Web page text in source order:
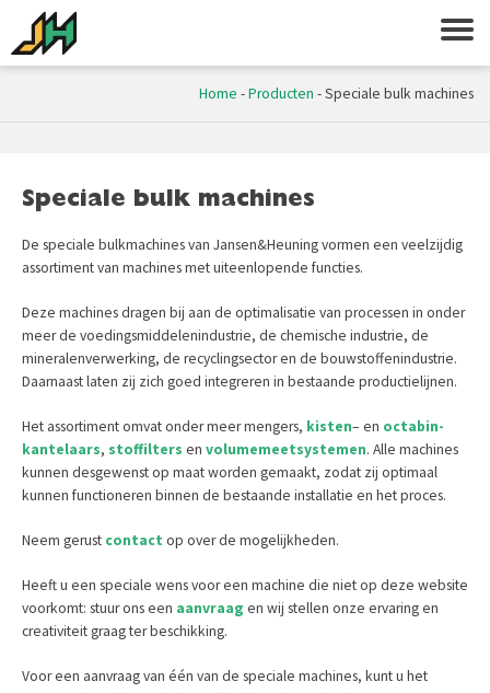
Home -Producten -Speciale bulk machines
Speciale bulk machines
De speciale bulkmachines van Jansen&Heuning vormen een veelzijdig
assortiment van machines met uiteenlopende functies.
Deze machines dragen bij aan de optimalisatie van processen in onder
meer de voedingsmiddelenindustrie, de chemische industrie, de
mineralenverwerking, de recyclingsector en de bouwstoffenindustrie.
Daarnaast laten zij zich goed integreren in bestaande productielijnen.
Het assortiment omvat onder meer mengers, kisten– en octabin-
kantelaars, stoffilters en volumemeetsystemen. Alle machines
kunnen desgewenst op maat worden gemaakt, zodat zij optimaal
kunnen functioneren binnen de bestaande installatie en het proces.
Neem gerust contact op over de mogelijkheden.
Heeft u een speciale wens voor een machine die niet op deze website
voorkomt: stuur ons een aanvraag en wij stellen onze ervaring en
creativiteit graag ter beschikking.
Voor een aanvraag van één van de speciale machines, kunt u het